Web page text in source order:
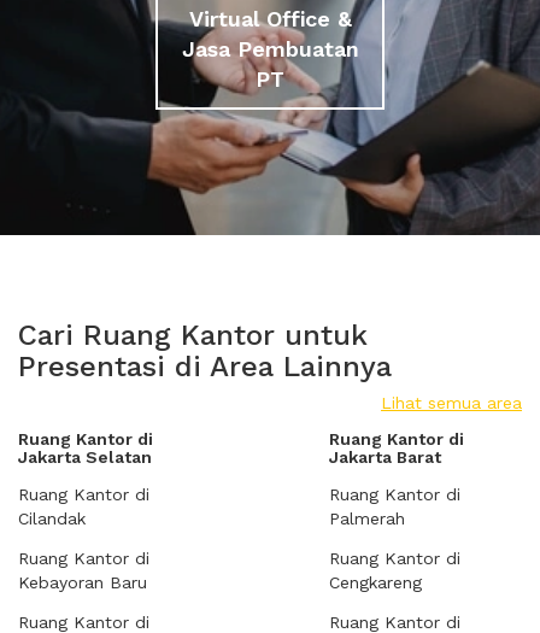
Virtual Office &
Jasa Pembuatan
PT
Cari Ruang Kantor untuk
Presentasi di Area Lainnya
Lihat semua area
Ruang Kantor di
Jakarta Selatan
Ruang Kantor di
Cilandak
Ruang Kantor di
Kebayoran Baru
Ruang Kantor di
Ruang Kantor di
Jakarta Barat
Ruang Kantor di
Palmerah
Ruang Kantor di
Cengkareng
Ruang Kantor di